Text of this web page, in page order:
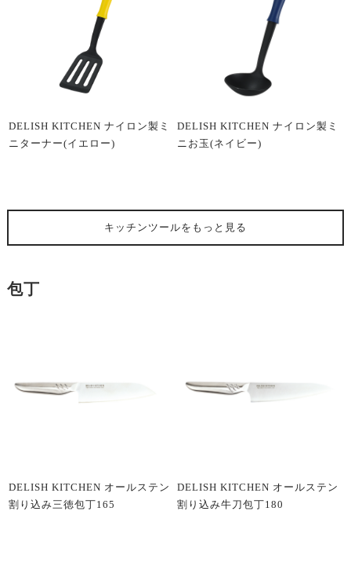
DELISH KITCHEN ナイロン製ミ
ニターナー(イエロー)
DELISH KITCHEN ナイロン製ミ
ニお玉(ネイビー)
キッチンツールをもっと見る
包丁
DELISH KITCHEN オールステン
割り込み三徳包丁165
DELISH KITCHEN オールステン
割り込み牛刀包丁180